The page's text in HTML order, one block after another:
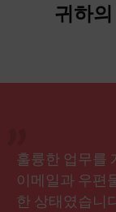
귀하
훌륭한 업무를
이메일과 우편
한 상태였습니